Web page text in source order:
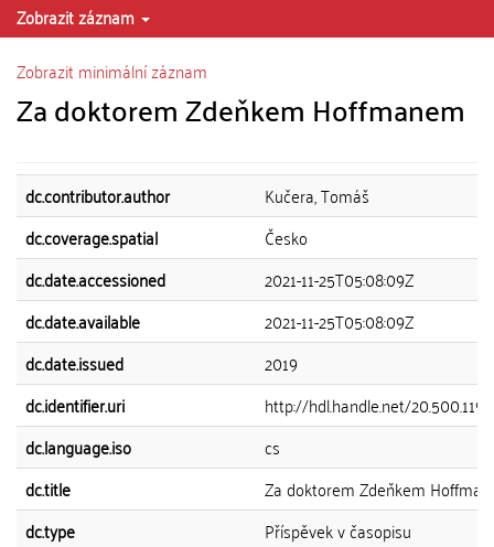
Zobrazit záznam
Zobrazit minimální záznam
Za doktorem Zdeňkem Hoffmanem
dc.contributor.author
Kučera, Tomáš
dc.coverage.spatial
Česko
dc.date.accessioned
2021-11-25T05:08:09Z
dc.date.available
2021-11-25T05:08:09Z
dc.date.issued
2019
dc.identifier.uri
http://hdl.handle.net/
dc.language.iso
cs
dc.title
Za doktorem Zdeňkem
dc.type
Příspěvek v časopisu